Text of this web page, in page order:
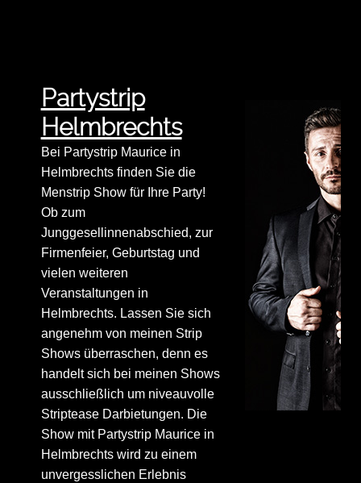
Partystrip
Helmbrechts
Bei Partystrip Maurice in
Helmbrechts finden Sie die
Menstrip Show für Ihre Party!
Ob zum
Junggesellinnenabschied, zur
Firmenfeier, Geburtstag und
vielen weiteren
Veranstaltungen in
Helmbrechts. Lassen Sie sich
angenehm von meinen Strip
Shows überraschen, denn es
handelt sich bei meinen Shows
ausschließlich um niveauvolle
Striptease Darbietungen. Die
Show mit Partystrip Maurice in
Helmbrechts wird zu einem
unvergesslichen Erlebnis